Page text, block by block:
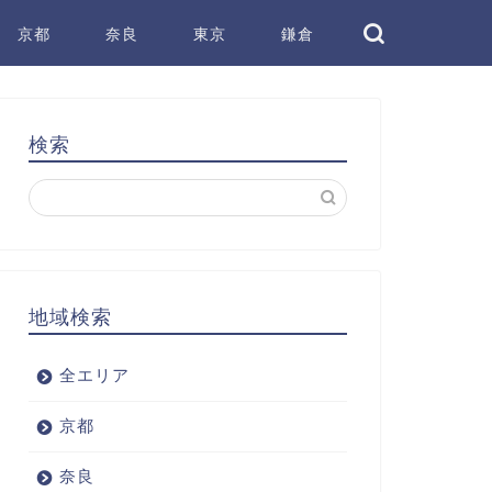
京都 奈良 東京 鎌倉
検索
地域検索
全エリア
京都
奈良